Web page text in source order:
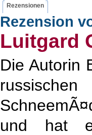
Rezensionen
Rezension
Luitgard
Die Autorin
und hat